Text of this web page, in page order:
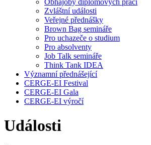
Obhajoby diplomových prací
Zvláštní události
Veřejné přednášky
Brown Bag semináře
Pro uchazeče o studium
Pro absolventy
Job Talk semináře
Think Tank IDEA
Významní přednášející
CERGE-EI Festival
CERGE-EI Gala
CERGE-EI výročí
Události